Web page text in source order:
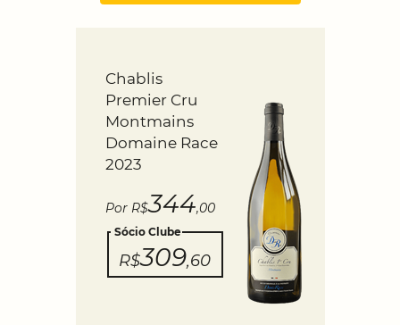
Chablis
Premier Cru
Montmains
Domaine Race
2023
Por R$344,00
Sócio Clube
R$309,60